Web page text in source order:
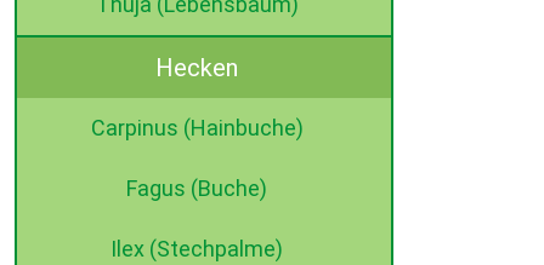
Hecken
Carpinus (Hainbuche)
Fagus (Buche)
Ilex (Stechpalme)